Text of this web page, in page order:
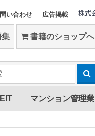
い合わせ 広告掲載
集 書籍のショップへ
マンション管理業